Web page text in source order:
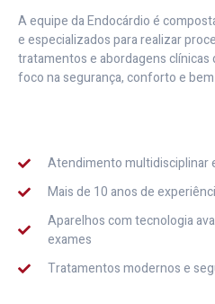
A equipe da Endocárdio é
e especializados para realizar
tratamentos e abordagens
foco na segurança, conforto e
Atendimento multidisciplinar
Mais de 10 anos de
Aparelhos com tecnologia
exames
Tratamentos modernos e